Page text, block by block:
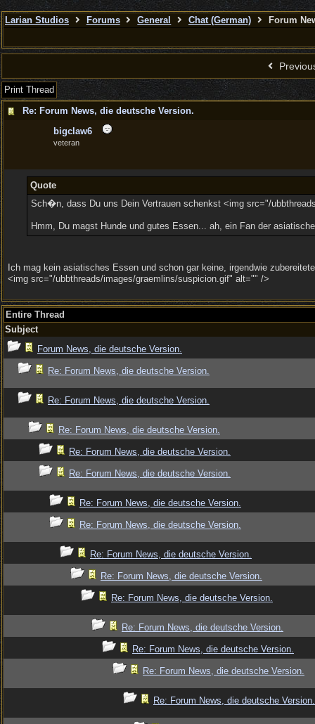
Larian Studios Forums General Chat (German) Forum
Print Thread
Re: Forum News, die deutsche Version.
bigclaw6
veteran
Quote
Sch�n, dass Du uns Dein Vertrauen schenkst <img src="/
Hmm, Du magst Hunde und gutes Essen... ah, ein Fan der
Ich mag kein asiatisches Essen und schon gar keine, irgendwie
<img src="/ubbthreads/images/graemlins/suspicion.gif" alt="" />
Entire Thread
Subject
Forum News, die deutsche Version.
Re: Forum News, die deutsche Version.
Re: Forum News, die deutsche Version.
Re: Forum News, die deutsche Version.
Re: Forum News, die deutsche Version.
Re: Forum News, die deutsche Version.
Re: Forum News, die deutsche Version.
Re: Forum News, die deutsche Version.
Re: Forum News, die deutsche Version.
Re: Forum News, die deutsche Version.
Re: Forum News, die deutsche Version.
Re: Forum News, die deutsche Version.
Re: Forum News, die deutsche Version.
Re: Forum News, die deutsche Version.
Re: Forum News, die deutsche Version.